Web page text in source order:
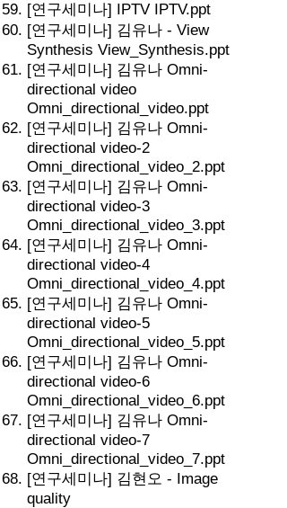
[연구세미나] IPTV IPTV.ppt
[연구세미나] 김유나 - View
Synthesis View_Synthesis.ppt
[연구세미나] 김유나 Omni-
directional video
Omni_directional_video.ppt
[연구세미나] 김유나 Omni-
directional video-2
Omni_directional_video_2.ppt
[연구세미나] 김유나 Omni-
directional video-3
Omni_directional_video_3.ppt
[연구세미나] 김유나 Omni-
directional video-4
Omni_directional_video_4.ppt
[연구세미나] 김유나 Omni-
directional video-5
Omni_directional_video_5.ppt
[연구세미나] 김유나 Omni-
directional video-6
Omni_directional_video_6.ppt
[연구세미나] 김유나 Omni-
directional video-7
Omni_directional_video_7.ppt
[연구세미나] 김현오 - Image
quality